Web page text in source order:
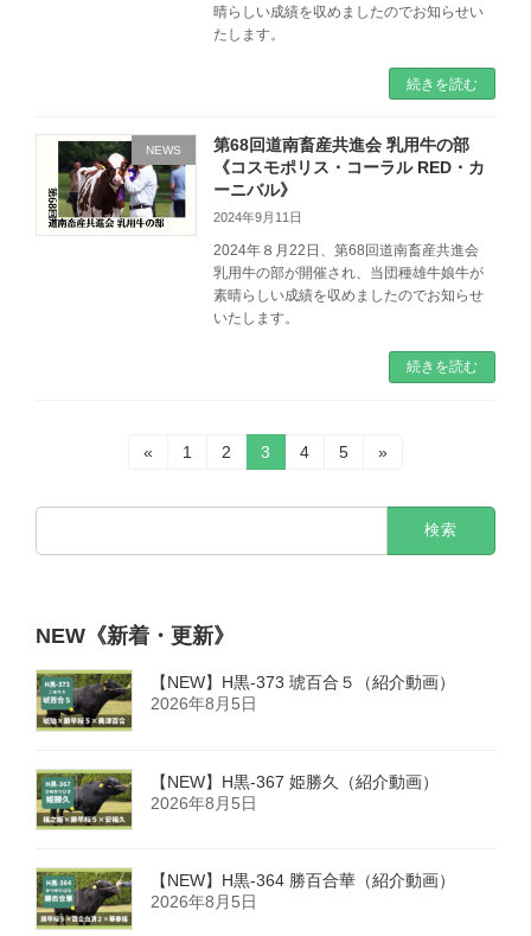
晴らしい成績を収めましたのでお知らせい
たします。
続きを読む
NEWS
第68回道南畜産共進会 乳用牛の部
《コスモポリス・コーラル RED・カ
ーニバル》
2024年9月11日
2024年８月22日、第68回道南畜産共進会
乳用牛の部が開催され、当団種雄牛娘牛が
素晴らしい成績を収めましたのでお知らせ
いたします。
続きを読む
ジ
送
り
«
固1
固
2
固
定
3
固
4
固
5 »
検
NEW《新着・更新》
【NEW】H黒-373 琥百合５（紹介動画）
2026年8月5日
【NEW】H黒-367 姫勝久（紹介動画）
2026年8月5日
【NEW】H黒-364 勝百合華（紹介動画）
2026年8月5日